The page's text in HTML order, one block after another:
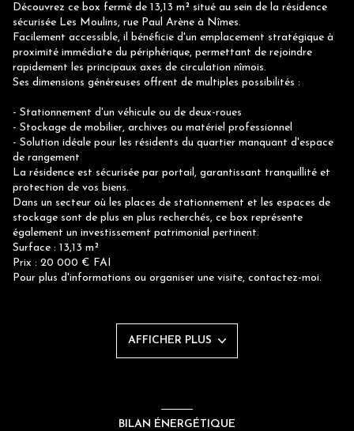
Découvrez ce box fermé de 13,13 m² situé au sein de la résidence
sécurisée Les Moulins, rue Paul Arène à Nîmes.
Facilement accessible, il bénéficie d'un emplacement stratégique à
proximité immédiate du périphérique, permettant de rejoindre
rapidement les principaux axes de circulation nîmois.
Ses dimensions généreuses offrent de multiples possibilités :
- Stationnement d'un véhicule ou de deux-roues
- Stockage de mobilier, archives ou matériel professionnel
- Solution idéale pour les résidents du quartier manquant d'espace
de rangement
La résidence est sécurisée par portail, garantissant tranquillité et
protection de vos biens.
Dans un secteur où les places de stationnement et les espaces de
stockage sont de plus en plus recherchés, ce box représente
également un investissement patrimonial pertinent.
Surface : 13,13 m²
Prix : 20 000 € FAI
Pour plus d'informations ou organiser une visite, contactez-moi.
AFFICHER PLUS
BILAN ÉNERGÉTIQUE